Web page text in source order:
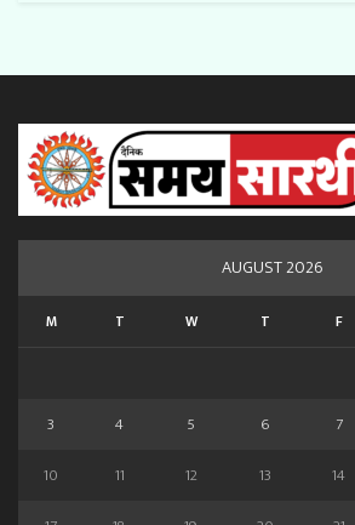
AUGUST 2026
M T W T F
3
4 5 6 7
10
11 12 13 14